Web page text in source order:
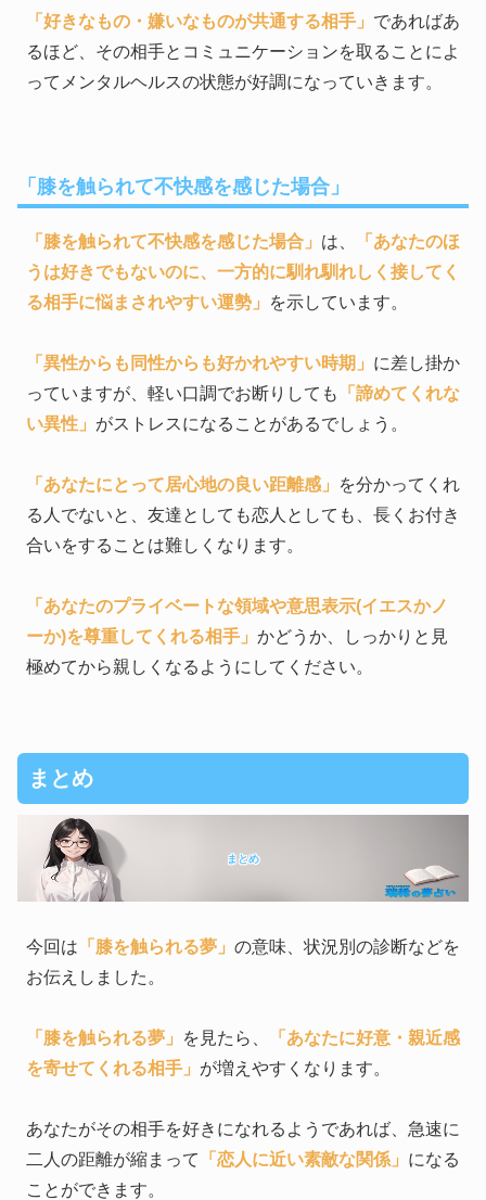
「好きなもの・嫌いなものが共通する相手」 であればあ
るほど、その相手とコミュニケーションを取ることによ
ってメンタルヘルスの状態が好調になっていきます。
「膝を触られて不快感を感じた場合」
「膝を触られて不快感を感じた場合」 は、
「あなたのほ
うは好きでもないのに、一方的に馴れ馴れしく接してく
る相手に悩まされやすい運勢」
を示しています。
「異性からも同性からも好かれやすい時期」 に差し掛か
っていますが、軽い口調でお断りしても
「諦めてくれな
い異性」 がストレスになることがあるでしょう。
「あなたにとって居心地の良い距離感」
を分かってくれ
る人でないと、友達としても恋人としても、長くお付き
合いをすることは難しくなります。
「あなたのプライベートな領域や意思表示(イエスかノ
ーか)を尊重してくれる相手」 かどうか、しっかりと見
極めてから親しくなるようにしてください。
まとめ
まとめ
今回は 「膝を触られる夢」 の意味、状況別の診断などを
お伝えしました。
「膝を触られる夢」 を見たら、
「あなたに好意・親近感
を寄せてくれる相手」 が増えやすくなります。
あなたがその相手を好きになれるようであれば、急速に
二人の距離が縮まって
「恋人に近い素敵な関係」 になる
ことができます。